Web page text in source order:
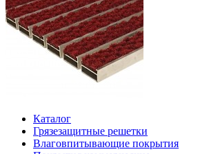
Каталог
Грязезащитные решетки
Влаговпитывающие покрытия